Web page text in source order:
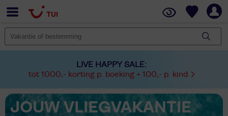
LIVE HAPPY SALE:
tot 1000,- korting p. boeking + 100,- p. kind
JOUW VLIEGVAKANTIE